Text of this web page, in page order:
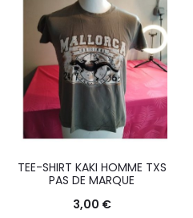
TEE-SHIRT KAKI HOMME TXS
PAS DE MARQUE
3,00 €